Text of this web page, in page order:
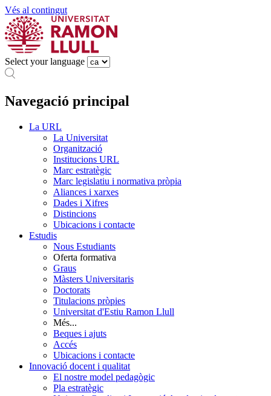
Vés al contingut
Select your language
Navegació principal
La URL
La Universitat
Organització
Institucions URL
Marc estratègic
Marc legislatiu i normativa pròpia
Aliances i xarxes
Dades i Xifres
Distincions
Ubicacions i contacte
Estudis
Nous Estudiants
Oferta formativa
Graus
Màsters Universitaris
Doctorats
Titulacions pròpies
Universitat d'Estiu Ramon Llull
Més...
Beques i ajuts
Accés
Ubicacions i contacte
Innovació docent i qualitat
El nostre model pedagògic
Pla estratègic